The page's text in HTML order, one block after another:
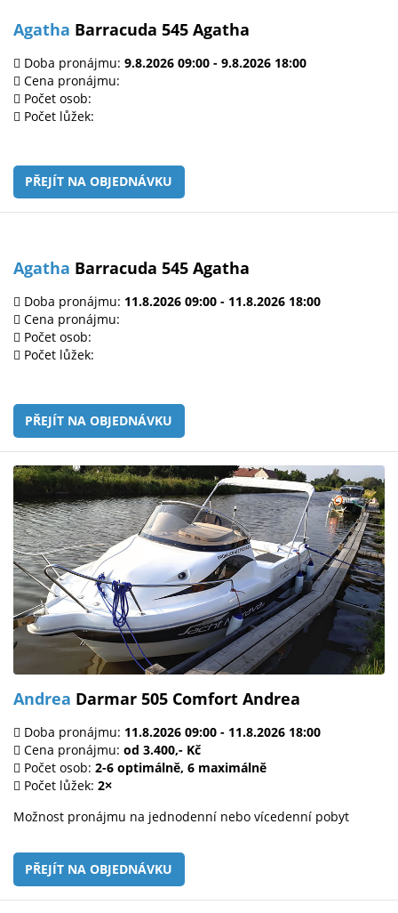
Agatha Barracuda 545 Agatha
Doba pronájmu: 9.8.2026 09:00 - 9.8.2026 18:00
Cena pronájmu:
Počet osob:
Počet lůžek:
PŘEJÍT NA OBJEDNÁVKU
Agatha Barracuda 545 Agatha
Doba pronájmu: 11.8.2026 09:00 - 11.8.2026 18:00
Cena pronájmu:
Počet osob:
Počet lůžek:
PŘEJÍT NA OBJEDNÁVKU
Andrea Darmar 505 Comfort Andrea
Doba pronájmu: 11.8.2026 09:00 - 11.8.2026 18:00
Cena pronájmu: od 3.400,- Kč
Počet osob: 2-6 optimálně, 6 maximálně
Počet lůžek: 2×
Možnost pronájmu na jednodenní nebo vícedenní pobyt
PŘEJÍT NA OBJEDNÁVKU